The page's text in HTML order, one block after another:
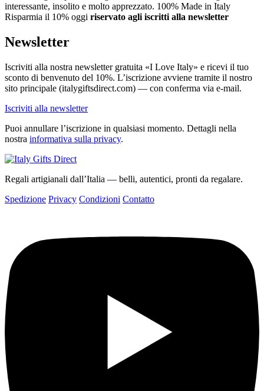
interessante, insolito e molto apprezzato. 100% Made in Italy
Risparmia il 10% oggi riservato agli iscritti alla newsletter
Newsletter
Iscriviti alla nostra newsletter gratuita «I Love Italy» e ricevi il tuo
sconto di benvenuto del 10%. L’iscrizione avviene tramite il nostro
sito principale (italygiftsdirect.com) — con conferma via e-mail.
Iscriviti alla newsletter
Puoi annullare l’iscrizione in qualsiasi momento. Dettagli nella
nostra informativa sulla privacy.
Regali artigianali dall’Italia — belli, autentici, pronti da regalare.
Spedizione Privacy Condizioni Contatto